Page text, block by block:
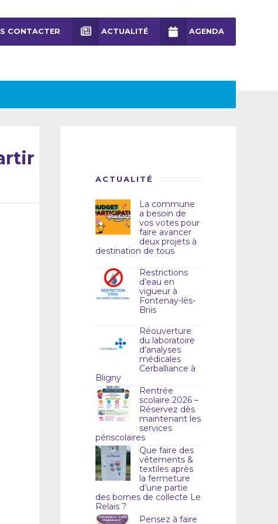
CONTACTER ACTUALITÉ AGENDA
ACTUALITÉ
La commune
a besoin de
vos votes pour
faire avancer
deux projets à
destination de tous
Restrictions
d’eau en
vigueur à
Fontenay-lès-
Briis
Réouverture
du laboratoire
d’analyses
médicales
Cerballiance à
Bligny
Rentrée
scolaire 2026 –
Réservez dès
maintenant les
services
périscolaires
Que faire des
vêtements &
textiles après
la fermeture
d’une partie
des bornes de collecte Le
Relais ?
Pensez à faire